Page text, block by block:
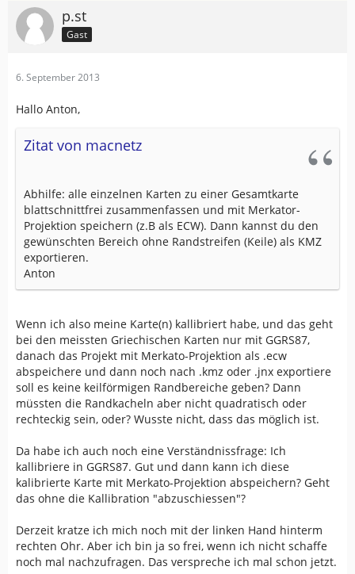
p.st
Gast
6. September 2013
Hallo Anton,
Zitat von macnetz
Abhilfe: alle einzelnen Karten zu einer Gesamtkarte
blattschnittfrei zusammenfassen und mit Merkator-
Projektion speichern (z.B als ECW). Dann kannst du den
gewünschten Bereich ohne Randstreifen (Keile) als KMZ
exportieren.
Anton
Wenn ich also meine Karte(n) kallibriert habe, und das geht
bei den meissten Griechischen Karten nur mit GGRS87,
danach das Projekt mit Merkato-Projektion als .ecw
abspeichere und dann noch nach .kmz oder .jnx exportiere
soll es keine keilförmigen Randbereiche geben? Dann
müssten die Randkacheln aber nicht quadratisch oder
rechteckig sein, oder? Wusste nicht, dass das möglich ist.
Da habe ich auch noch eine Verständnissfrage: Ich
kallibriere in GGRS87. Gut und dann kann ich diese
kalibrierte Karte mit Merkato-Projektion abspeichern? Geht
das ohne die Kallibration "abzuschiessen"?
Derzeit kratze ich mich noch mit der linken Hand hinterm
rechten Ohr. Aber ich bin ja so frei, wenn ich nicht schaffe
noch mal nachzufragen. Das verspreche ich mal schon jetzt.